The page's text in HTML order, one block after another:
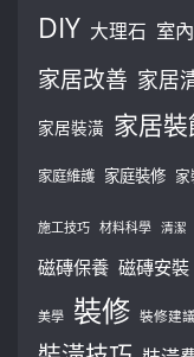
DIY 大理石 室
家居改善 家居
家居裝潢 家居裝
家庭維護 家庭裝修 家
施工技巧 材料科學 清潔
磁磚保養 磁磚安裝
美學 裝修 裝修建議